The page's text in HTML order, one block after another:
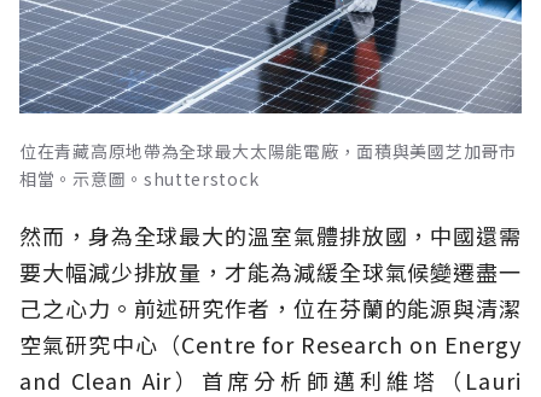
位在青藏高原地帶為全球最大太陽能電廠，面積與美國芝加哥市
相當。示意圖。shutterstock
然而，身為全球最大的溫室氣體排放國，中國還需
要大幅減少排放量，才能為減緩全球氣候變遷盡一
己之心力。前述研究作者，位在芬蘭的能源與清潔
空氣研究中心（Centre for Research on Energy
and Clean Air）首席分析師邁利維塔（Lauri